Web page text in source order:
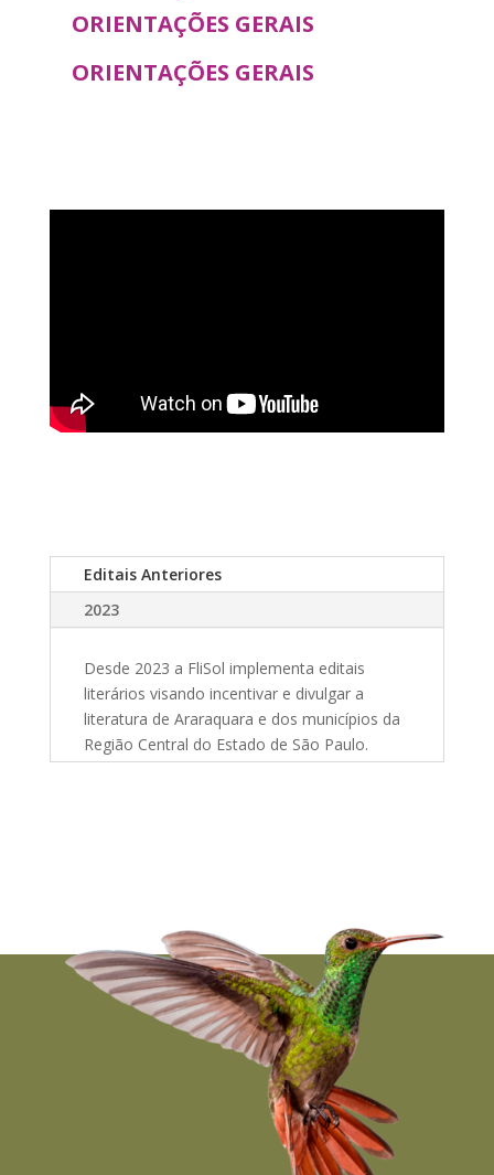
ORIENTAÇÕES GERAIS
ORIENTAÇÕES GERAIS
Editais Anteriores
2023
Desde 2023 a FliSol implementa editais
literários visando incentivar e divulgar a
literatura de Araraquara e dos municípios da
Região Central do Estado de São Paulo.